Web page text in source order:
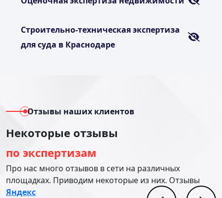
Строительно-техническая экспертиза
для суда в Краснодаре
Отзывы наших клиентов
Некоторые отзывы
по экспертизам
Про нас много отзывов в сети на различных
площадках. Приводим некоторые из них. Отзывы
Яндекс